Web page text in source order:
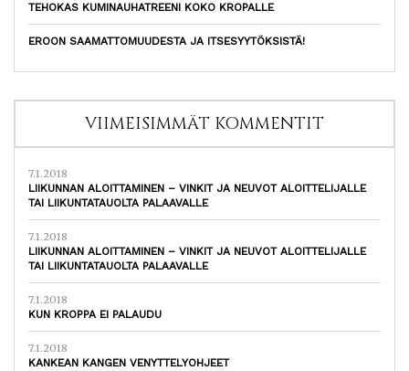
TEHOKAS KUMINAUHATREENI KOKO KROPALLE
EROON SAAMATTOMUUDESTA JA ITSESYYTÖKSISTÄ!
VIIMEISIMMÄT KOMMENTIT
7.1.2018
LIIKUNNAN ALOITTAMINEN – VINKIT JA NEUVOT ALOITTELIJALLE
TAI LIIKUNTATAUOLTA PALAAVALLE
7.1.2018
LIIKUNNAN ALOITTAMINEN – VINKIT JA NEUVOT ALOITTELIJALLE
TAI LIIKUNTATAUOLTA PALAAVALLE
7.1.2018
KUN KROPPA EI PALAUDU
7.1.2018
KANKEAN KANGEN VENYTTELYOHJEET